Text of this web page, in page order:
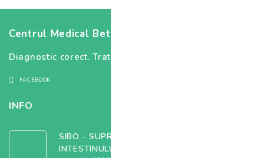
Centrul Medical Betania
Diagnostic corect. Tratament corect.
FACEBOOK
INFO
SIBO - SUPRACOLONIZAREA BACTERIANĂ A
INTESTINULUI SUBȚIRE